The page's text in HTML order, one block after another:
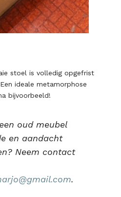
stoel is volledig opgefrist
ideale metamorphose
bijvoorbeeld!
oud meubel
en aandacht
Neem contact
.